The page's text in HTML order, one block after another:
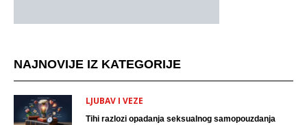
NAJNOVIJE IZ KATEGORIJE
LJUBAV I VEZE
Tihi razlozi opadanja seksualnog samopouzdanja